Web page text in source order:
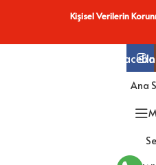
Kişisel Verilerin
Ana